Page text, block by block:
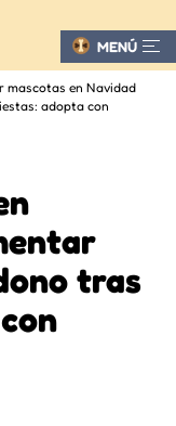
MENÚ
mascotas en Navidad
adopta con
tras